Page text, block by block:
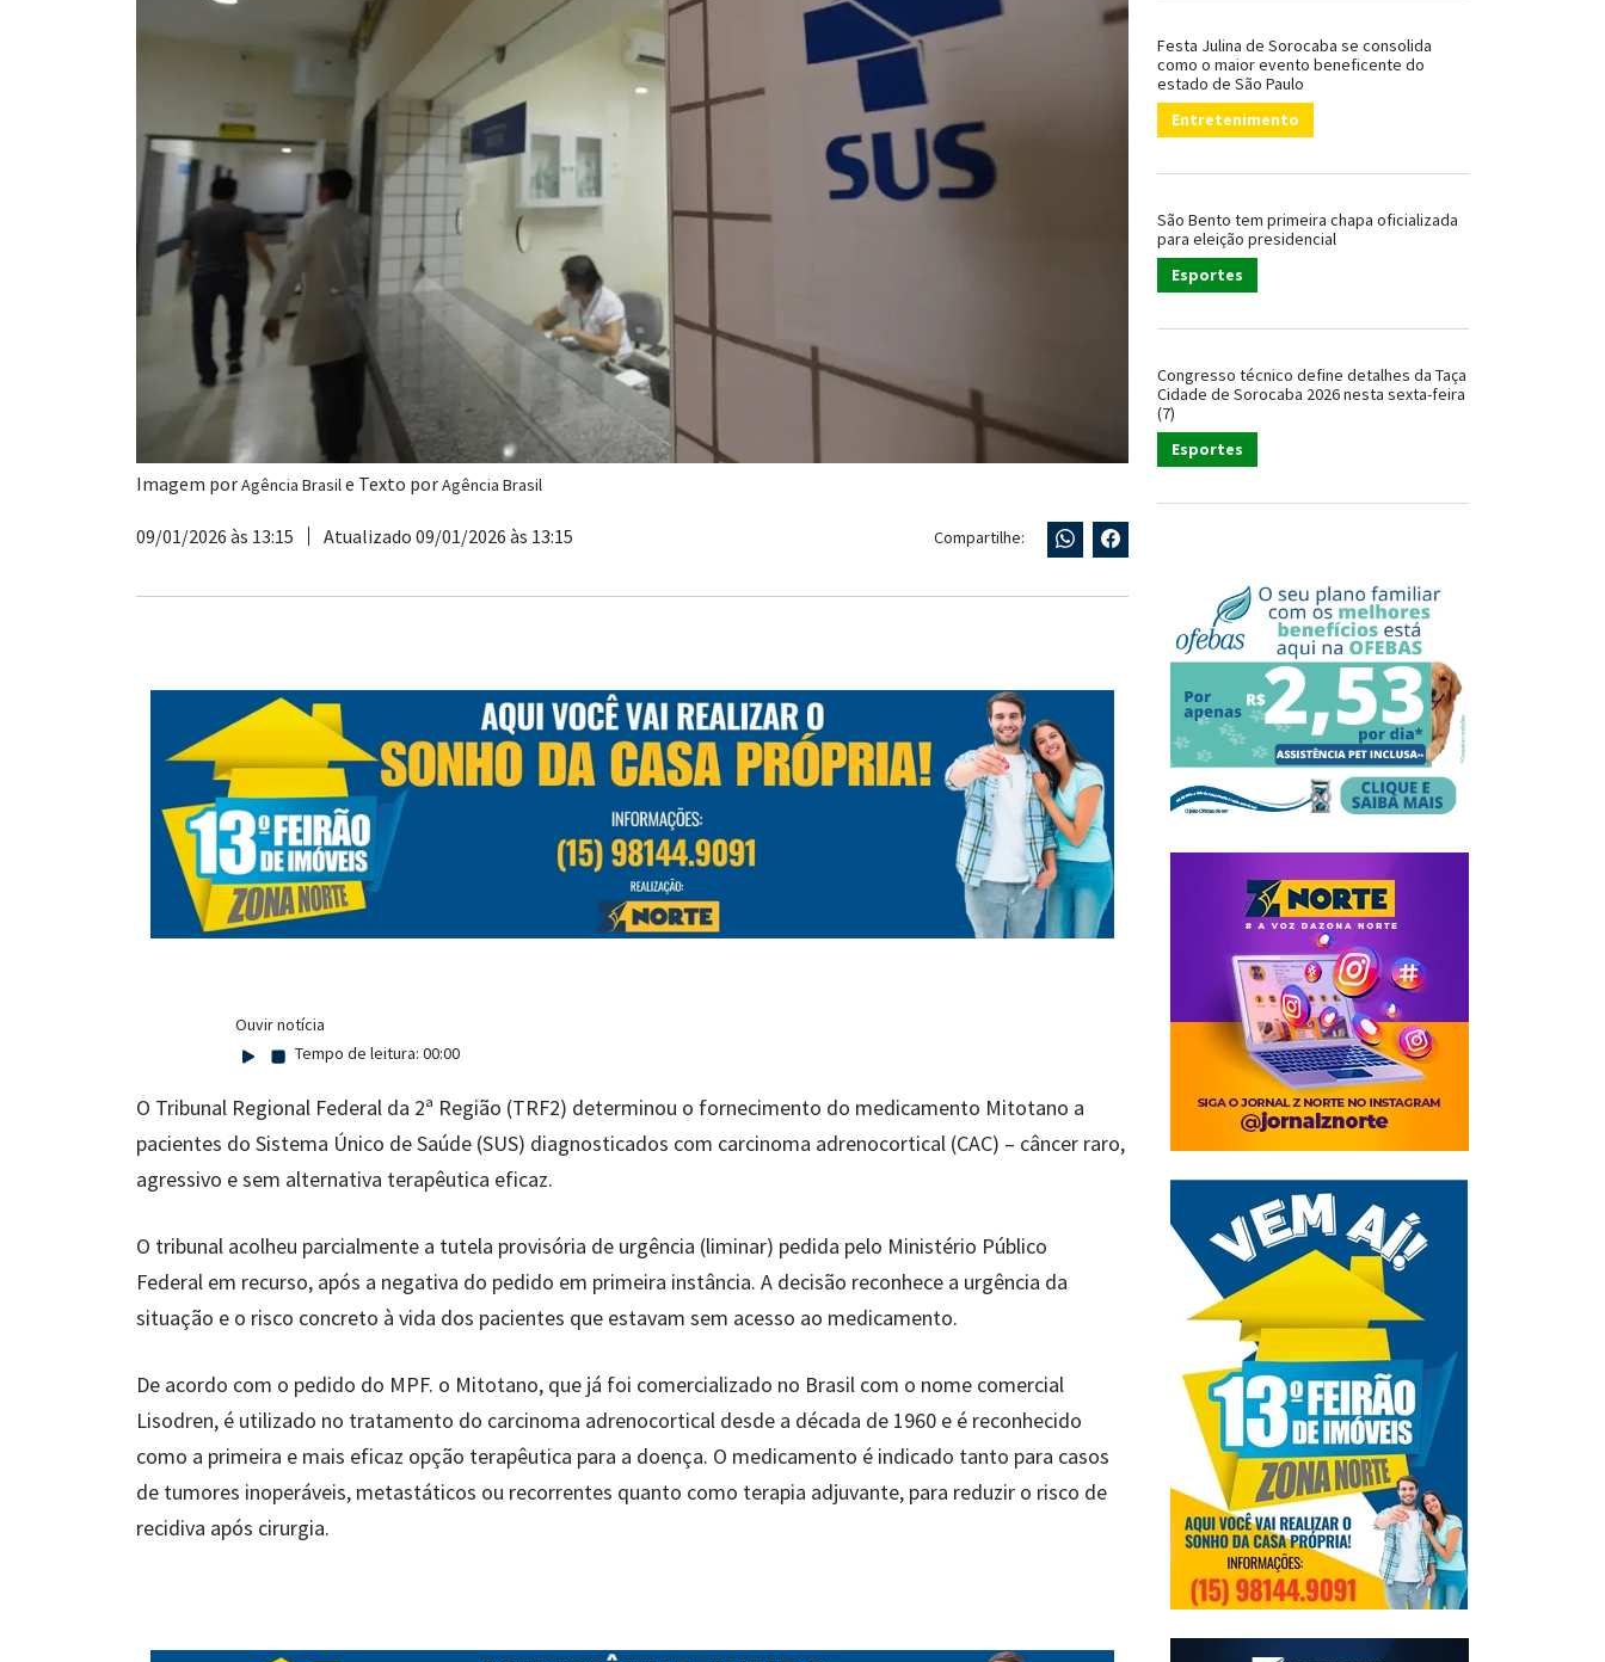
Imagem porAgência Brasile Texto porAgência Brasil
09/01/2026 às 13:15 Atualizado 09/01/2026 às 13:15 Compartilhe:
Ouvir notícia
Tempo de leitura: 00:00
O Tribunal Regional Federal da 2ª Região (TRF2) determinou o fornecimento do medicamento Mitotano a
pacientes do Sistema Único de Saúde (SUS) diagnosticados com carcinoma adrenocortical (CAC) – câncer raro,
agressivo e sem alternativa terapêutica eficaz.
O tribunal acolheu parcialmente a tutela provisória de urgência (liminar) pedida pelo Ministério Público
Federal em recurso, após a negativa do pedido em primeira instância. A decisão reconhece a urgência da
situação e o risco concreto à vida dos pacientes que estavam sem acesso ao medicamento.
De acordo com o pedido do MPF. o Mitotano, que já foi comercializado no Brasil com o nome comercial
Lisodren, é utilizado no tratamento do carcinoma adrenocortical desde a década de 1960 e é reconhecido
como a primeira e mais eficaz opção terapêutica para a doença. O medicamento é indicado tanto para casos
de tumores inoperáveis, metastáticos ou recorrentes quanto como terapia adjuvante, para reduzir o risco de
recidiva após cirurgia.
Festa Julina de Sorocaba se consolida
como o maior evento beneficente do
estado de São Paulo
Entretenimento
São Bento tem primeira chapa oficializada
para eleição presidencial
Esportes
Congresso técnico define detalhes da Taça
Cidade de Sorocaba 2026 nesta sexta-feira
(7)
Esportes